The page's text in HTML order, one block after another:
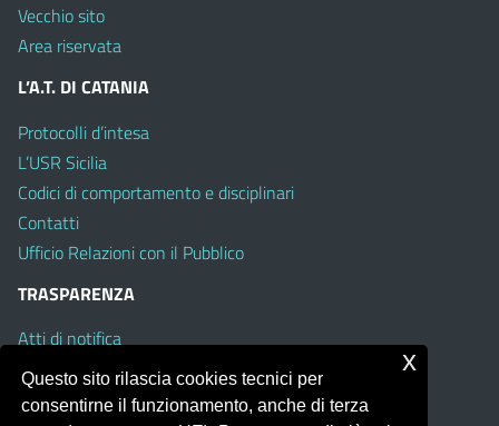
Vecchio sito
Area riservata
L’A.T. DI CATANIA
Protocolli d’intesa
L’USR Sicilia
Codici di comportamento e disciplinari
Contatti
Ufficio Relazioni con il Pubblico
TRASPARENZA
Atti di notifica
Albo on line
Amministrazione Trasparente
Questo sito rilascia cookies tecnici per
consentirne il funzionamento, anche di terza
x